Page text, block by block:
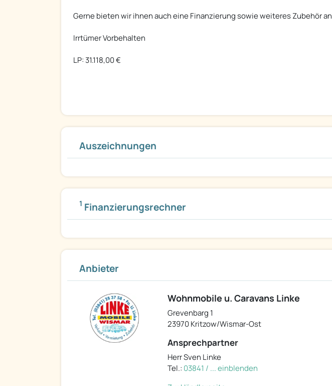
Gerne bieten wir ihnen auch eine Finanzierung sowie weiteres Zubehör an
Irrtümer Vorbehalten
LP: 31.118,00 €
Auszeichnungen
1 Finanzierungsrechner
Anbieter
Wohnmobile u. Caravans Linke
Grevenbarg 1
23970 Kritzow/Wismar-Ost
Ansprechpartner
Herr Sven Linke
Tel.: 03841 / ... einblenden